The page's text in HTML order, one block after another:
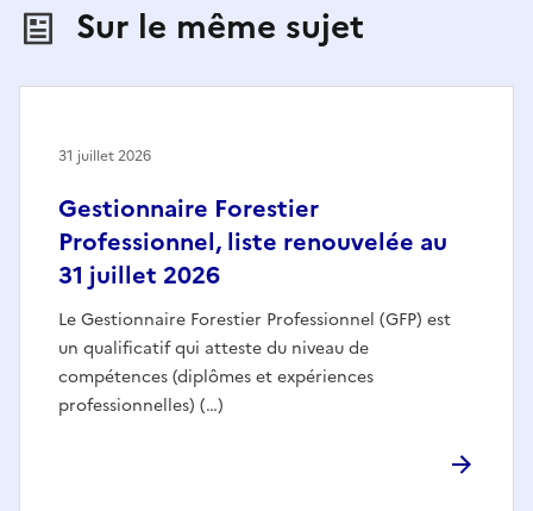
Sur le même sujet
Gestionnaire Forestier
Professionnel, liste renouvelée au
31 juillet 2026
Le Gestionnaire Forestier Professionnel (GFP) est
un qualificatif qui atteste du niveau de
compétences (diplômes et expériences
professionnelles) (…)
31 juillet 2026